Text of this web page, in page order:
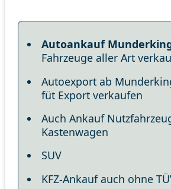
Autoankauf
Fahrzeuge aller Art
Autoexport ab
füt Export verkaufen
Auch Ankauf
Kastenwagen
SUV
KFZ-Ankauf auch ohne